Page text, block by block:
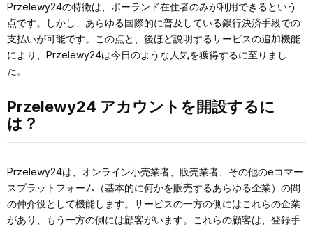
Przelewy24の特徴は、ポーランド在住者のみが利用できるという
点です。しかし、あらゆる国際的に普及している銀行決済手段での
支払いが可能です。この点と、後ほど説明するサービスの追加機能
により、Przelewy24は今日のような人気を獲得するに至りまし
た。
Przelewy24 アカウントを開設するに
は？
Przelewy24は、オンライン小売業者、販売業者、その他のeコマー
スプラットフォーム（基本的に何かを販売するあらゆる企業）の間
の仲介役として機能します。サービスの一方の側にはこれらの企業
があり、もう一方の側には顧客がいます。これらの顧客は、登録手